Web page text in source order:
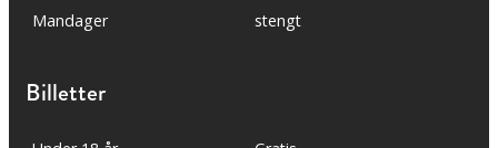
Mandager
stengt
Billetter